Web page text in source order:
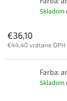
Skladom
€36,10
€44,40 vrátane DPH
Farba:
Skladom